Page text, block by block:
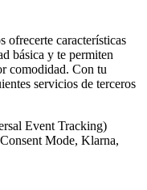
ofrecerte características
básica y te permiten
comodidad. Con tu
servicios de terceros
Event Tracking)
Mode, Klarna,